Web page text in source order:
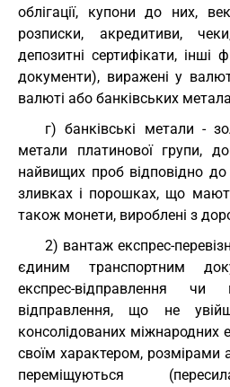
облігації, купони до них,
розписки, акредитиви,
депозитні сертифікати, інші
документи), виражені у
валюті або банківських
г) банківські метали -
метали платинової групи,
найвищих проб відповідно до
зливках і порошках, що
також монети, вироблені з
2) вантаж експрес-
єдиним транспортним
експрес-відправлення чи
відправлення, що не
консолідованих міжнародних
своїм характером, розмірами
переміщуються